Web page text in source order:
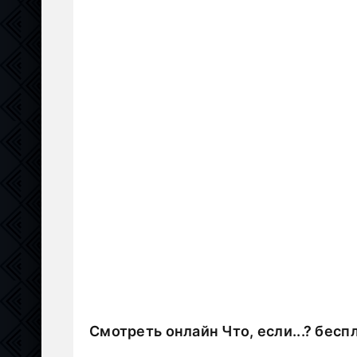
Смотреть онлайн Что, если...?